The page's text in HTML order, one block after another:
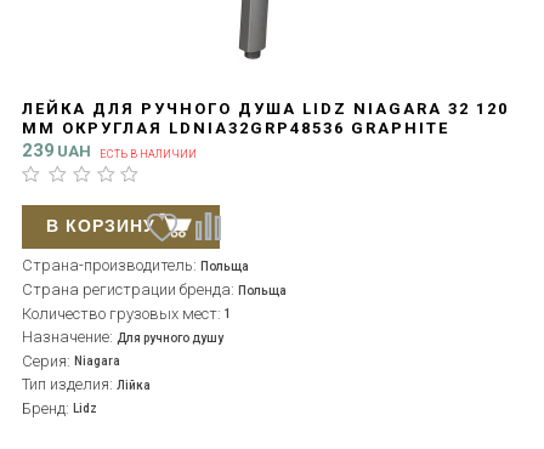
ЛЕЙКА ДЛЯ РУЧНОГО ДУША LIDZ NIAGARA 32 120
ММ ОКРУГЛАЯ LDNIA32GRP48536 GRAPHITE
239 UAH ЕСТЬ В НАЛИЧИИ
Страна-производитель: Польща
Страна регистрации бренда: Польща
Количество грузовых мест: 1
Назначение: Для ручного душу
Серия: Niagara
Тип изделия: Лійка
Бренд: Lidz
В КОРЗИНУ